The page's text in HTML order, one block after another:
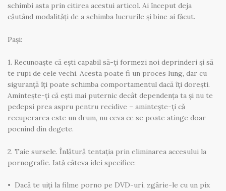
schimbi asta prin citirea acestui articol. Ai început deja
căutând modalități de a schimba lucrurile și bine ai făcut.
Pași:
1. Recunoaște că ești capabil să-ți formezi noi deprinderi și să
te rupi de cele vechi. Acesta poate fi un proces lung, dar cu
siguranță îți poate schimba comportamentul dacă îți dorești.
Amintește-ți că ești mai puternic decât dependența ta și nu te
pedepsi prea aspru pentru recidive – amintește-ți că
recuperarea este un drum, nu ceva ce se poate atinge doar
pocnind din degete.
2. Taie sursele. Înlătură tentația prin eliminarea accesului la
pornografie. Iată câteva idei specifice:
• Dacă te uiți la filme porno pe DVD-uri, zgârie-le cu un pix